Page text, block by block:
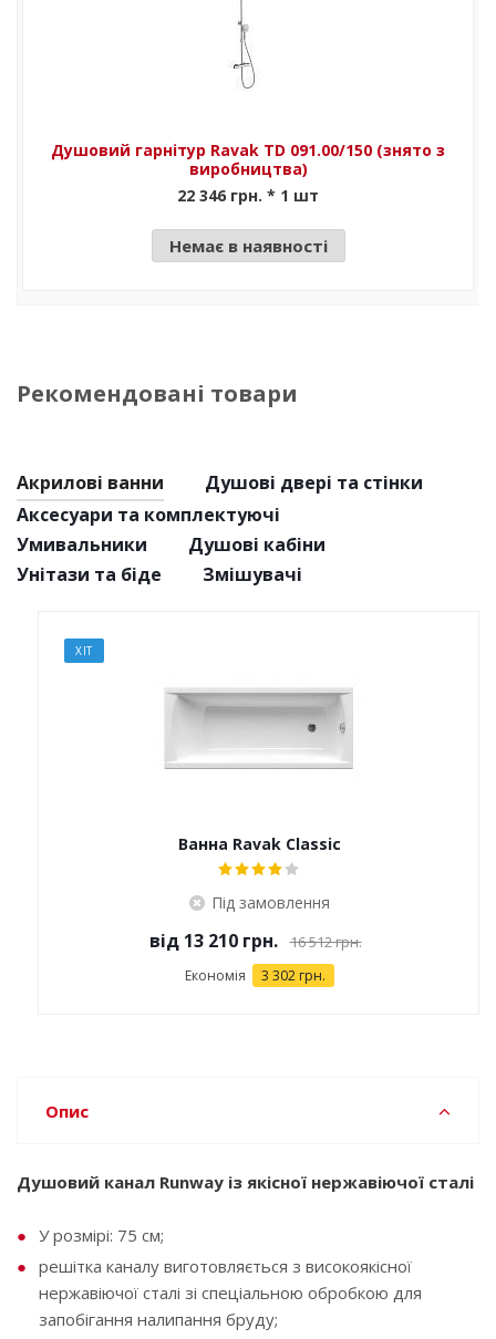
Душовий гарнітур Ravak TD 091.00/150 (знято з
виробництва)
22 346 грн. * 1 шт
Немає в наявності
Рекомендовані товари
Акрилові ванни
Душові двері та стінки
Аксесуари та комплектуючі
Умивальники
Душові кабіни
Унітази та біде
Змішувачі
ХІТ
Ванна Ravak Classic
Під замовлення
від 13 210 грн. 16 512 грн.
Економія 3 302 грн.
Опис
Душовий канал Runway із якісної нержавіючої сталі
У розмірі: 75 см;
решітка каналу виготовляється з високоякісної
нержавіючої сталі зі спеціальною обробкою для
запобігання налипання бруду;